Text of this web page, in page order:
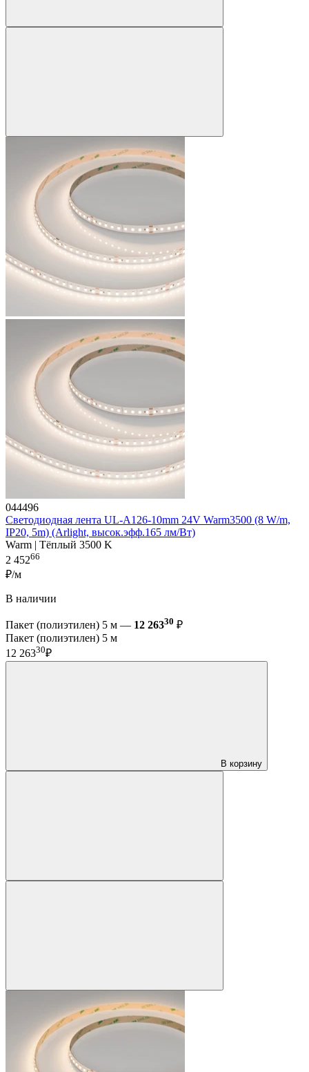
044496
Светодиодная лента UL-A126-10mm 24V Warm3500 (8 W/m,
IP20, 5m) (Arlight, высок.эфф.165 лм/Вт)
Warm | Тёплый 3500 K
2 45266
₽/м
В наличии
Пакет (полиэтилен) 5 м — 12 26330 ₽
Пакет (полиэтилен) 5 м
12 26330₽
В корзину